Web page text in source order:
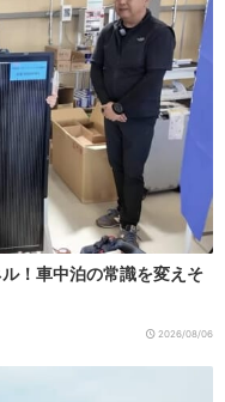
！車中泊の常識を変えそ
2026/08/06